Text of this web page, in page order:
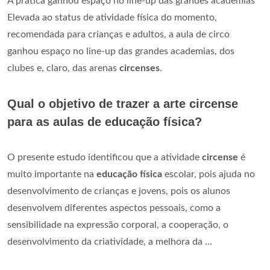
Elevada ao status de atividade física do momento,
recomendada para crianças e adultos, a aula de circo
ganhou espaço no line-up das grandes academias, dos
clubes e, claro, das arenas circenses.
Qual o objetivo de trazer a arte circense
para as aulas de educação física?
O presente estudo identificou que a atividade circense é
muito importante na educação física escolar, pois ajuda no
desenvolvimento de crianças e jovens, pois os alunos
desenvolvem diferentes aspectos pessoais, como a
sensibilidade na expressão corporal, a cooperação, o
desenvolvimento da criatividade, a melhora da ...